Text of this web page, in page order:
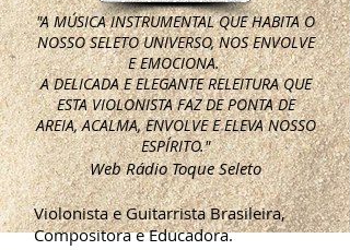
"A MÚSICA INSTRUMENTAL QUE HABITA O
NOSSO SELETO UNIVERSO, NOS ENVOLVE
E EMOCIONA.
A DELICADA E ELEGANTE RELEITURA QUE
ESTA VIOLONISTA FAZ DE PONTA DE
AREIA, ACALMA, ENVOLVE E ELEVA NOSSO
ESPÍRITO."
Web Rádio Toque Seleto
Violonista e Guitarrista Brasileira,
Compositora e Educadora.